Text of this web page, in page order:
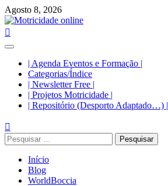
Avançar
para
o
Agosto 8, 2026
Menu
principal| Agenda Eventos e Formação |
Categorias/Índice
| Newsletter Free |
| Projetos Motricidade |
| Repositório (Desporto Adaptado…) |
Pesquisar
por:
Início
Blog
WorldBoccia